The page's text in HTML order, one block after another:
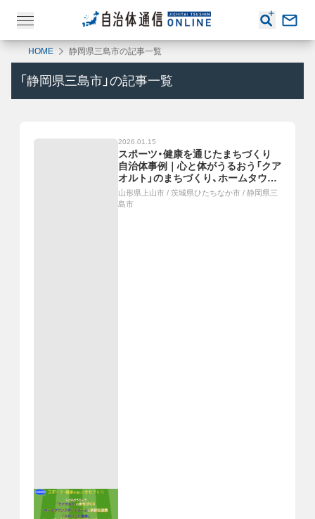
HOME 静岡県三島市の記事一覧
「 静岡県三島市 」の記事一覧
2026.01.15
スポーツ・健康を通じたまちづくり
自治体事例｜心と体がうるおう「クア
オルト」のまちづくり、ホームタウン
スポーツチームと多様な連携、「スポ
ーツと健幸」ウェルビーイングプロジ
山形県上山市 / 茨城県ひたちなか市 / 静岡県三
島市